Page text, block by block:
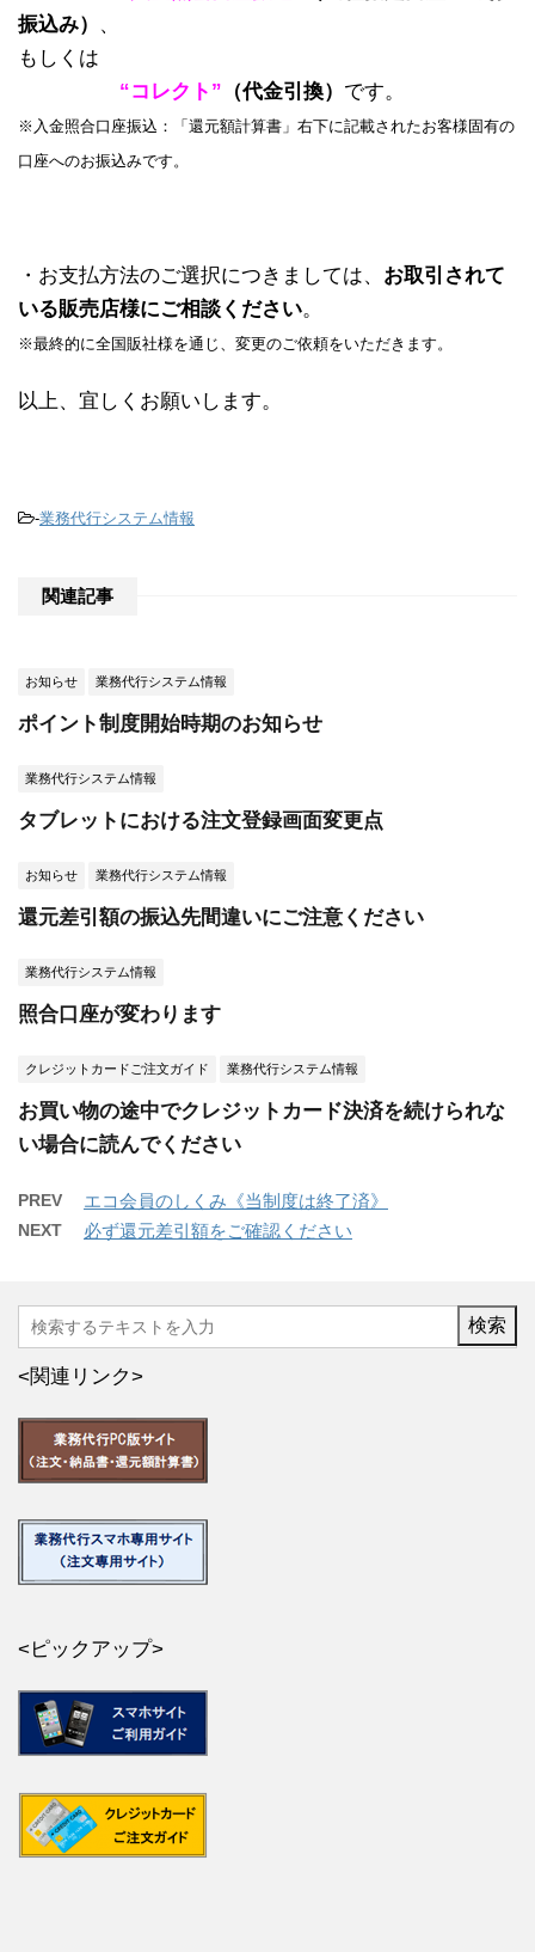
振込み）
、
もしくは
“コレクト” （代金引換） です。
※入金照合口座振込：「還元額計算書」右下に記載されたお客様固有の
口座へのお振込みです。
・お支払方法のご選択につきましては、 お取引されて
いる販売店様にご相談ください。
※最終的に全国販社様を通じ、変更のご依頼をいただきます。
以上、宜しくお願いします。
-業務代行システム情報
関連記事
お知らせ 業務代行システム情報
ポイント制度開始時期のお知らせ
業務代行システム情報
タブレットにおける注文登録画面変更点
お知らせ 業務代行システム情報
還元差引額の振込先間違いにご注意ください
業務代行システム情報
照合口座が変わります
クレジットカードご注文ガイド 業務代行システム情報
お買い物の途中でクレジットカード決済を続けられな
い場合に読んでください
PREV エコ会員のしくみ《当制度は終了済》
NEXT 必ず還元差引額をご確認ください
<関連リンク>
<ピックアップ>